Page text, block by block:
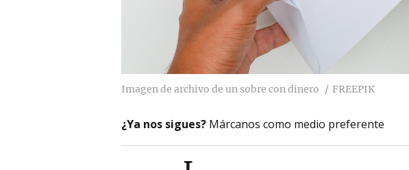
Imagen de archivo de un sobre con dinero FREEPIK
¿Ya nos sigues? Márcanos como medio preferente